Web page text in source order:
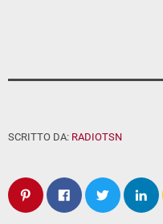
SCRITTO DA: RADIOTSN